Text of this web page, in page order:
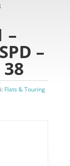
–
–
Flats & Touring